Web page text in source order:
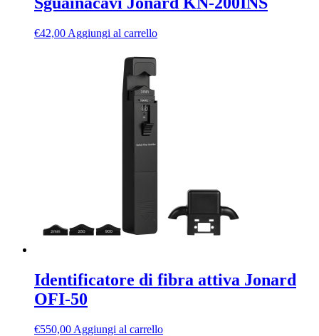
€42,00 Aggiungi al carrello
Identificatore di fibra attiva Jonard
OFI-50
€550,00 Aggiungi al carrello